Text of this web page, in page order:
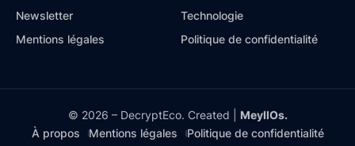
Newsletter
Technologie
Mentions légales
Politique de confidentialité
© 2026 – DecryptEco. Created | MeyllOs.
À propos
Mentions légales Politique de confidentialité